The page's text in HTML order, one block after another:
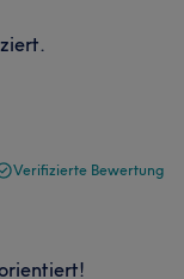
Verifizierte Bewertung